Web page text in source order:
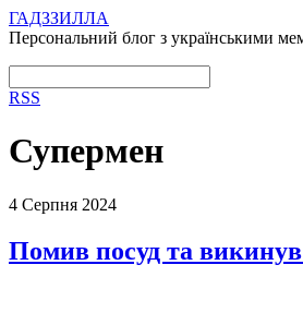
ГАДЗЗИЛЛА
Персональний блог з українськими
RSS
Супермен
4 Серпня 2024
Помив посуд та викинув